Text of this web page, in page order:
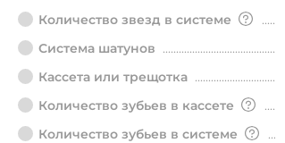
Количество звезд в системе
Система шатунов
Кассета или трещотка
Количество зубьев в кассете
Количество зубьев в системе